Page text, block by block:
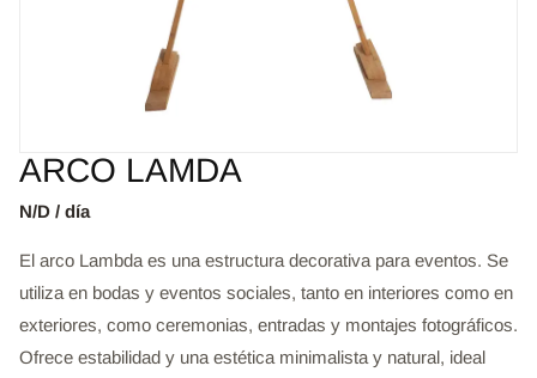
ARCO LAMDA
N/D / día
El arco Lambda es una estructura decorativa para eventos. Se
utiliza en bodas y eventos sociales, tanto en interiores como en
exteriores, como ceremonias, entradas y montajes fotográficos.
Ofrece estabilidad y una estética minimalista y natural, ideal